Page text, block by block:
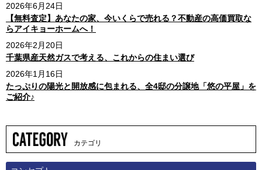
2026年6月24日
【無料査定】あなたの家、今いくらで売れる？不動産の高価買取な
らアイキョーホームへ！
2026年2月20日
千葉県産天然ガスで考える、これからの住まい選び
2026年1月16日
たっぷりの陽光と開放感に包まれる、全4邸の分譲地「悠の平屋」を
ご紹介♪
カテゴリ